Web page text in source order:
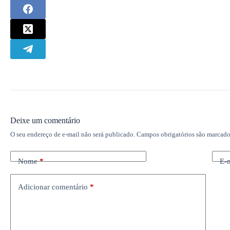
Deixe um comentário
O seu endereço de e-mail não será publicado. Campos obrigatórios são
Nome* E-
Adicionar comentário *